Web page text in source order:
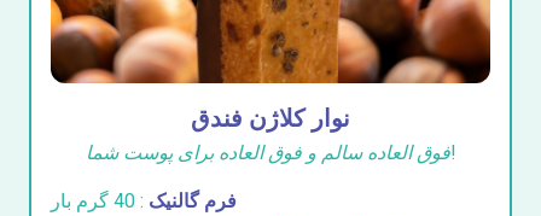
نوار کلاژن فندق
فوق العاده سالم و فوق العاده برای پوست شما!
فرم گالنیک : 40 گرم بار